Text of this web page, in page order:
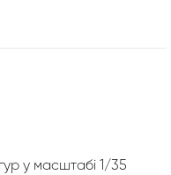
у масштабі 1/35